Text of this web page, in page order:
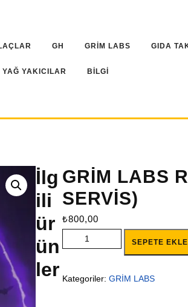
GH GRİM LABS GIDA
YAĞ YAKICILAR BİLGİ
GRİM LABS
SERVİS)
₺800,00
GRİM LABS R.İ.P. SLEEP AİD
SEPETE EKLE
Kategoriler: GRİM LABS
İlg
ili
ür
ün
ler